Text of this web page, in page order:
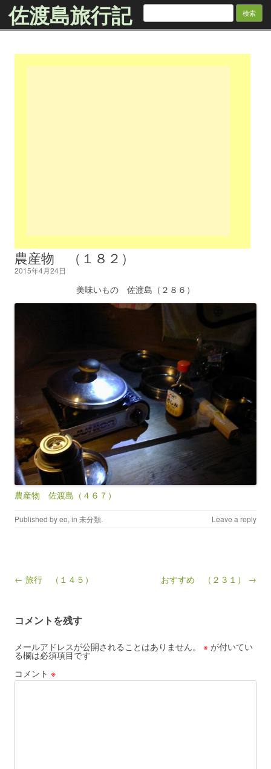
佐渡島旅行記 検
農産物 （１８２）
2015年4月24日
美味いもの 佐渡島（２８６）
農産物 佐渡島（４６７）
Published byeo, in 未分類. Leave a reply
Post navigation
← 旅行 （１４５） おすすめ （２３１） →
コメントを残す
メールアドレスが公開されることはありません。 ※ が付いてい
る欄は必須項目です
コメント ※